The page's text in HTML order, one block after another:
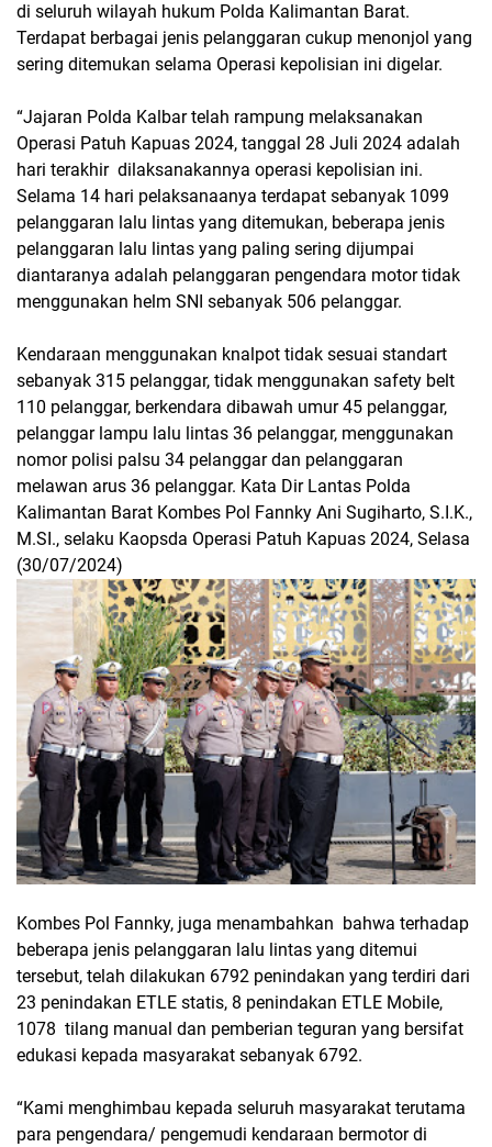
di seluruh wilayah hukum Polda Kalimantan Barat.
Terdapat berbagai jenis pelanggaran cukup menonjol yang
sering ditemukan selama Operasi kepolisian ini digelar.
“Jajaran Polda Kalbar telah rampung melaksanakan
Operasi Patuh Kapuas 2024, tanggal 28 Juli 2024 adalah
hari terakhir dilaksanakannya operasi kepolisian ini.
Selama 14 hari pelaksanaanya terdapat sebanyak 1099
pelanggaran lalu lintas yang ditemukan, beberapa jenis
pelanggaran lalu lintas yang paling sering dijumpai
diantaranya adalah pelanggaran pengendara motor tidak
menggunakan helm SNI sebanyak 506 pelanggar.
Kendaraan menggunakan knalpot tidak sesuai standart
sebanyak 315 pelanggar, tidak menggunakan safety belt
110 pelanggar, berkendara dibawah umur 45 pelanggar,
pelanggar lampu lalu lintas 36 pelanggar, menggunakan
nomor polisi palsu 34 pelanggar dan pelanggaran
melawan arus 36 pelanggar. Kata Dir Lantas Polda
Kalimantan Barat Kombes Pol Fannky Ani Sugiharto, S.I.K.,
M.SI., selaku Kaopsda Operasi Patuh Kapuas 2024, Selasa
(30/07/2024)
Kombes Pol Fannky, juga menambahkan bahwa terhadap
beberapa jenis pelanggaran lalu lintas yang ditemui
tersebut, telah dilakukan 6792 penindakan yang terdiri dari
23 penindakan ETLE statis, 8 penindakan ETLE Mobile,
1078 tilang manual dan pemberian teguran yang bersifat
edukasi kepada masyarakat sebanyak 6792.
“Kami menghimbau kepada seluruh masyarakat terutama
para pengendara/ pengemudi kendaraan bermotor di